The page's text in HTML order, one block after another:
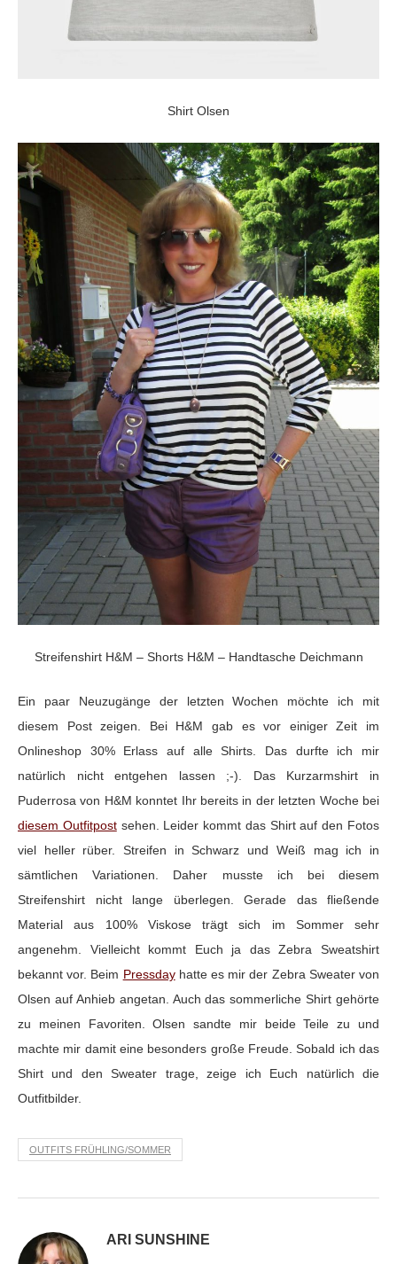
Shirt Olsen
Streifenshirt H&M – Shorts H&M – Handtasche Deichmann
Ein paar Neuzugänge der letzten Wochen möchte ich mit
diesem Post zeigen. Bei H&M gab es vor einiger Zeit im
Onlineshop 30% Erlass auf alle Shirts. Das durfte ich mir
natürlich nicht entgehen lassen ;-). Das Kurzarmshirt in
Puderrosa von H&M konntet Ihr bereits in der letzten Woche bei
diesem Outfitpostsehen. Leider kommt das Shirt auf den Fotos
viel heller rüber. Streifen in Schwarz und Weiß mag ich in
sämtlichen Variationen. Daher musste ich bei diesem
Streifenshirt nicht lange überlegen. Gerade das fließende
Material aus 100% Viskose trägt sich im Sommer sehr
angenehm. Vielleicht kommt Euch ja das Zebra Sweatshirt
bekannt vor. Beim Pressdayhatte es mir der Zebra Sweater von
Olsen auf Anhieb angetan. Auch das sommerliche Shirt gehörte
zu meinen Favoriten. Olsen sandte mir beide Teile zu und
machte mir damit eine besonders große Freude. Sobald ich das
Shirt und den Sweater trage, zeige ich Euch natürlich die
Outfitbilder.
OUTFITS FRÜHLING/SOMMER
ARI SUNSHINE